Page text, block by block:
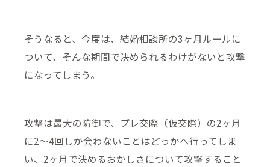
そうなると、今度は、結婚相談所の3ヶ月ルールに
ついて、そんな期間で決められるわけがないと攻撃
になってしまう。
攻撃は最大の防御で、プレ交際（仮交際）の2ヶ月
に2～4回しか会わないことはどっかへ行ってしま
い、2ヶ月で決めるおかしさについて攻撃すること